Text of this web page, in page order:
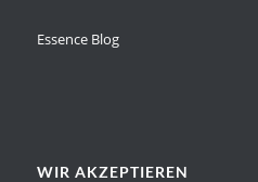
Essence Blog
WIR AKZEPTIEREN